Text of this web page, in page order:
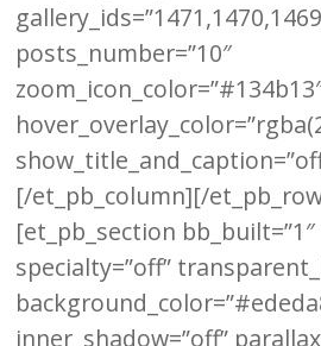
posts_number=”10″
[/et_pb_column][/
[et_pb_section
specialty=”off”
inner_shadow=”off”